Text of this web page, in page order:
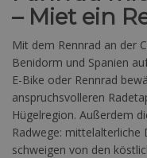
– Miet ein
Mit dem Rennrad an der
Benidorm und Spanien
E-Bike oder Rennrad
anspruchsvolleren
Hügelregion. Außerdem
Radwege:
schweigen von den